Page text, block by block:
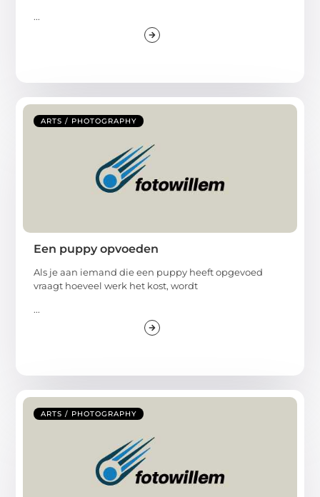
...
ARTS / PHOTOGRAPHY
Een puppy opvoeden
Als je aan iemand die een puppy heeft opgevoed
vraagt hoeveel werk het kost, wordt
...
ARTS / PHOTOGRAPHY